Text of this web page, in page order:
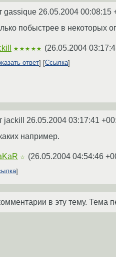
gassique 26.05.2004 00:08:15
побыстрее в некоторых
★★★★★ (26.05.2004
ответ Ссылка
jackill 26.05.2004 03:17:41
например.
☆ (26.05.2004 04:54:46
в эту тему. Тема